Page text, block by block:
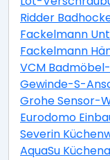
Ridder
Fackelmann
Fackelmann
VCM
Gewinde-S-
Grohe Sensor-
Eurodomo
Severin
AquaSu